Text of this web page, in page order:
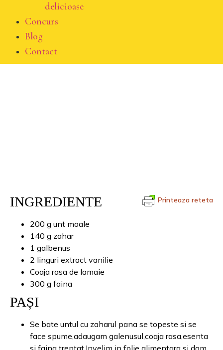
delicioase
Concurs
Blog
Contact
Printeaza reteta
INGREDIENTE
200 g unt moale
140 g zahar
1 galbenus
2 linguri extract vanilie
Coaja rasa de lamaie
300 g faina
PAȘI
Se bate untul cu zaharul pana se topeste si se
face spume,adaugam galenusul,coaja rasa,esenta
si faina treptat.Invelim in folie alimentara si dam